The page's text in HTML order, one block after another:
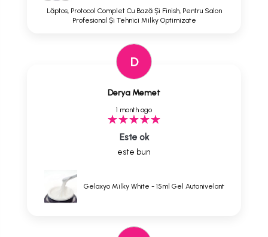
Lăptos, Protocol Complet Cu Bază Și Finish, Pentru Salon
Profesional Și Tehnici Milky Optimizate
D
Derya Memet
1 month ago
Este ok
este bun
Gelaxyo Milky White - 15ml Gel Autonivelant